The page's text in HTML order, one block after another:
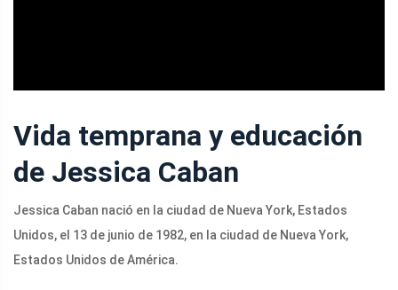
Vida temprana y educación
de Jessica Caban
Jessica Caban nació en la ciudad de Nueva York, Estados
Unidos, el 13 de junio de 1982, en la ciudad de Nueva York,
Estados Unidos de América.